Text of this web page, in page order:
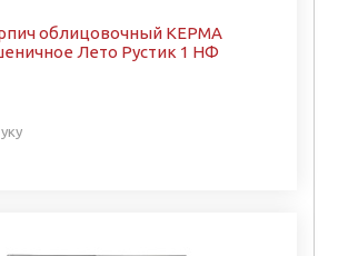
облицовочный КЕРМА
Лето Рустик 1 НФ